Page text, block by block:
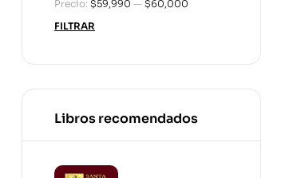
FILTRAR
Precio: $59,990 — $60,000
Libros recomendados